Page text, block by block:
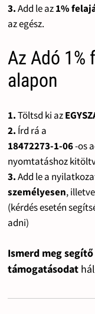
3.Add le az1%
az egész.
Az Adó 1%
alapon
1.Töltsd ki az
2. Írd rá a
18472273-1-06-os
nyomtatáshoz
3.Add le a
személyesen, illetve
(kérdés esetén
adni)
Ismerd meg
támogatásodat